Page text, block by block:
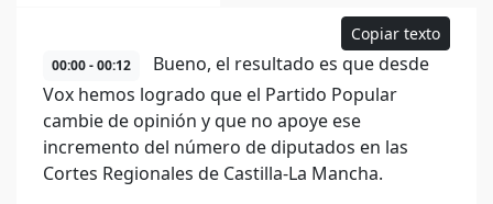
Copiar texto
00:00 - 00:12
Bueno, el resultado es que desde
Vox hemos logrado que el Partido Popular
cambie de opinión y que no apoye ese
incremento del número de diputados en las
Cortes Regionales de Castilla-La Mancha.